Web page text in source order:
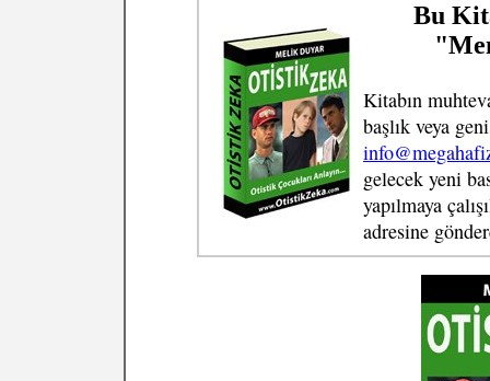
Bu
Kitabın
başlık veya
gelecek yeni
yapılmaya
adresine